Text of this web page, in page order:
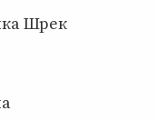
Шрек